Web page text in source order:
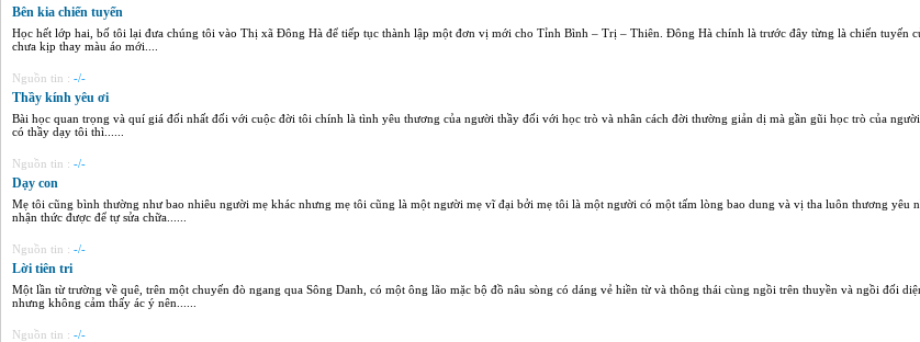
Bên kia chiến tuyến
Học hết lớp hai, bố tôi lại đưa chúng tôi vào Thị xã Đông Hà để tiếp tục thành lập một đơn vị mới cho Tỉnh Bình – Trị – Thiên. Đông Hà chính là trước đây từng là chiến tuyến
chưa kịp thay màu áo mới....
Nguồn tin : -/-
Thầy kính yêu ơi
Bài học quan trọng và quí giá đối nhất đối với cuộc đời tôi chính là tình yêu thương của người thầy đối với học trò và nhân cách đời thường giản dị mà gần gũi học trò của
có thầy dạy tôi thì......
Nguồn tin : -/-
Dạy con
Mẹ tôi cũng bình thường như bao nhiêu người mẹ khác nhưng mẹ tôi cũng là một người mẹ vĩ đại bởi mẹ tôi là một người có một tấm lòng bao dung và vị tha luôn thương yêu
nhận thức được để tự sửa chữa......
Nguồn tin : -/-
Lời tiên tri
Một lần từ trường về quê, trên một chuyến đò ngang qua Sông Danh, có một ông lão mặc bộ đồ nâu sòng có dáng vẻ hiền từ và thông thái cùng ngồi trên thuyền và ngồi đối
nhưng không cảm thấy ác ý nên......
Nguồn tin : -/-